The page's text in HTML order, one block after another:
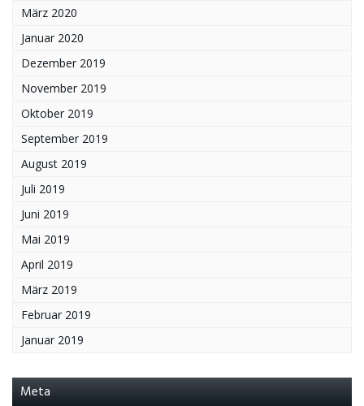
März 2020
Januar 2020
Dezember 2019
November 2019
Oktober 2019
September 2019
August 2019
Juli 2019
Juni 2019
Mai 2019
April 2019
März 2019
Februar 2019
Januar 2019
Meta